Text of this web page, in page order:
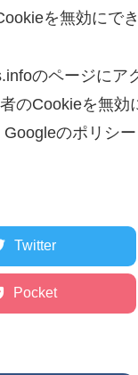
を無効にでき
のページに
のCookieを無
のポリシ
Twitter
Pocket